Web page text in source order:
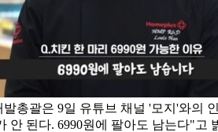
총괄은 9일 유튜브 채널 '모지'와의
안 된다. 6990원에 팔아도 남는다"고